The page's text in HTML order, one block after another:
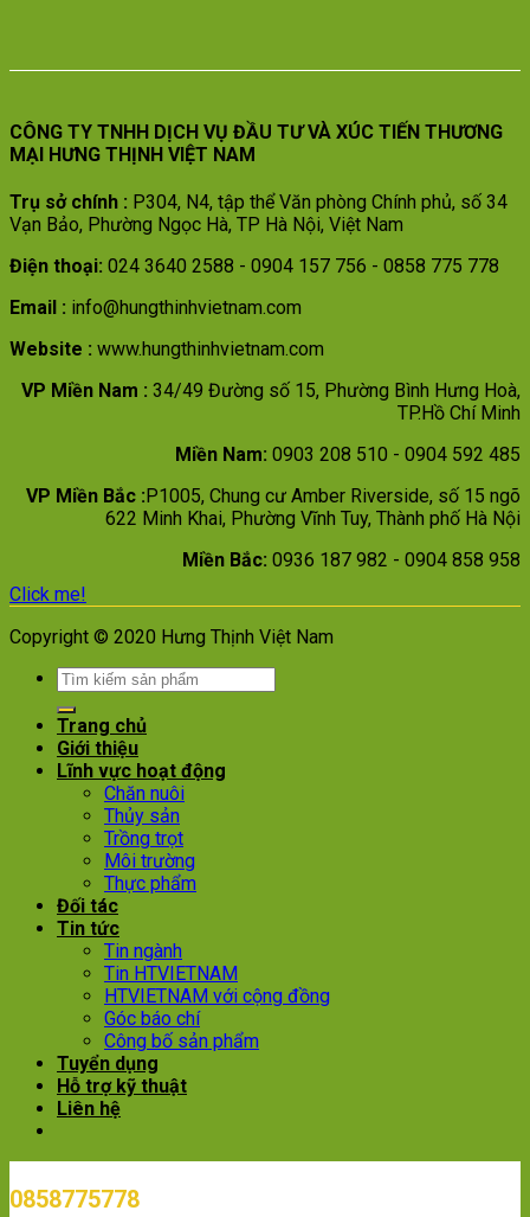
CÔNG TY TNHH DỊCH VỤ ĐẦU TƯ VÀ XÚC TIẾN THƯƠNG
MẠI HƯNG THỊNH VIỆT NAM
Trụ sở chính : P304, N4, tập thể Văn phòng Chính phủ, số 34
Vạn Bảo, Phường Ngọc Hà, TP Hà Nội, Việt Nam
Điện thoại: 024 3640 2588 - 0904 157 756 - 0858 775 778
Email : info@hungthinhvietnam.com
Website : www.hungthinhvietnam.com
VP Miền Nam : 34/49 Đường số 15, Phường Bình Hưng Hoà,
TP.Hồ Chí Minh
Miền Nam: 0903 208 510 - 0904 592 485
VP Miền Bắc :P1005, Chung cư Amber Riverside, số 15 ngõ
622 Minh Khai, Phường Vĩnh Tuy, Thành phố Hà Nội
Miền Bắc: 0936 187 982 - 0904 858 958
Click me!
Copyright © 2020 Hưng Thịnh Việt Nam
Trang chủ
Giới thiệu
Lĩnh vực hoạt động
Chăn nuôi
Thủy sản
Trồng trọt
Môi trường
Thực phẩm
Đối tác
Tin tức
Tin ngành
Tin HTVIETNAM
HTVIETNAM với cộng đồng
Góc báo chí
Công bố sản phẩm
Tuyển dụng
Hỗ trợ kỹ thuật
Liên hệ
0858775778